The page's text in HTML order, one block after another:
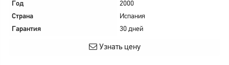
Год
2000
Страна
Испания
Гарантия
30 дней
Узнать цену